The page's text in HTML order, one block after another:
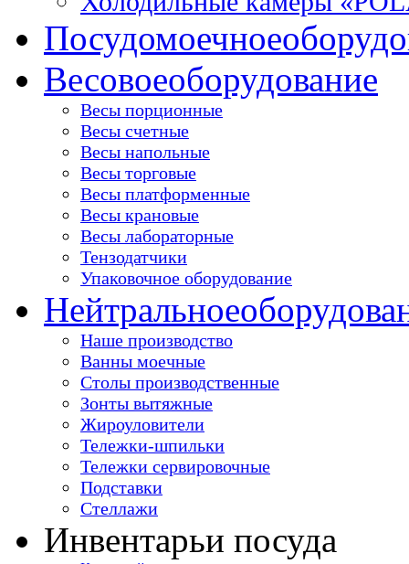
Посудомоечное
Весовоеоборудование
Весы порционные
Весы счетные
Весы напольные
Весы торговые
Весы платформенные
Весы крановые
Весы лабораторные
Тензодатчики
Упаковочное оборудование
Нейтральное
Наше производство
Ванны моечные
Столы производственные
Зонты вытяжные
Жироуловители
Тележки-шпильки
Тележки сервировочные
Подставки
Стеллажи
Инвентарьи посуда